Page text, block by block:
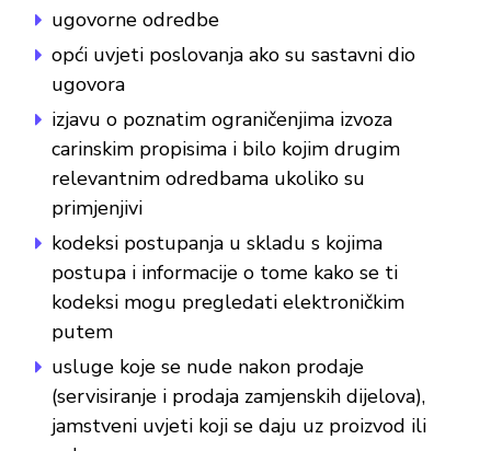
ugovorne odredbe
opći uvjeti poslovanja ako su sastavni dio
ugovora
izjavu o poznatim ograničenjima izvoza
carinskim propisima i bilo kojim drugim
relevantnim odredbama ukoliko su
primjenjivi
kodeksi postupanja u skladu s kojima
postupa i informacije o tome kako se ti
kodeksi mogu pregledati elektroničkim
putem
usluge koje se nude nakon prodaje
(servisiranje i prodaja zamjenskih dijelova),
jamstveni uvjeti koji se daju uz proizvod ili